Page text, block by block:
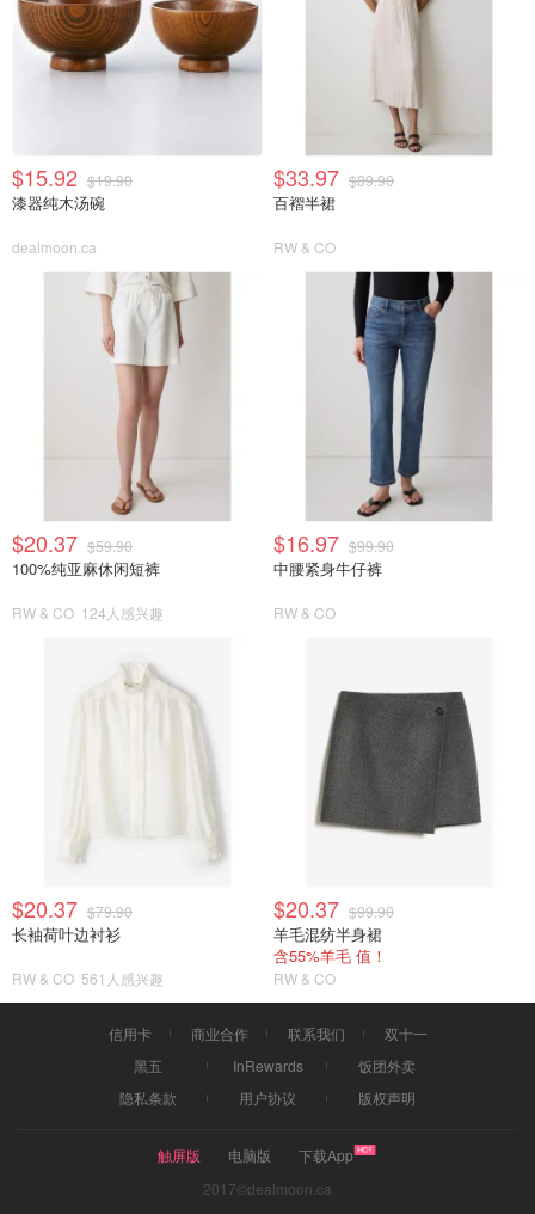
$15.92 $19.90
漆器纯木汤碗
dealmoon.ca
$33.97 $89.90
百褶半裙
RW & CO
$20.37 $59.90
100%纯亚麻休闲短裤
RW & CO 124人感兴趣
$16.97 $99.90
中腰紧身牛仔裤
RW & CO
$20.37 $79.90
长袖荷叶边衬衫
RW & CO 561人感兴趣
$20.37 $99.90
羊毛混纺半身裙
含55%羊毛 值！
RW & CO
信用卡 商业合作 联系我们
双十一
黑五
InRewards
饭团外卖
隐私条款
用户协议 版权声明
触屏版 电脑版
下载App
2017©dealmoon.ca